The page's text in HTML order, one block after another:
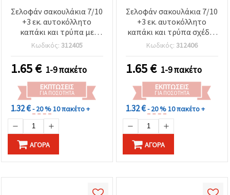
Ρυθμίσεις
Σελοφάν σακουλάκια 7/10
+3 εκ. αυτοκόλλητο
καπάκι και τρύπα με
σχέδιο κέντημα - 100
τεμάχια
Κωδικός: 312405
1.65€ 1-9 πακέτο
ΕΚΠΤΏΣΕΙΣ
ΓΙΑ ΠΟΣΌΤΗΤΑ
1.32 €- 20 %10 πακέτο +
ΑΓΟΡΆ
Σελοφάν σακουλάκια 7/10
+3 εκ. αυτοκόλλητο
καπάκι και τρύπα σχέδιο
τριφύλλι με πασχαλίτσα
και κέντημα - 100
Κωδικός: 312406
1.65€ 1-9 πακέτο
ΕΚΠΤΏΣΕΙΣ
ΓΙΑ ΠΟΣΌΤΗΤΑ
1.32 €- 20 %10 πακέτο +
ΑΓΟΡΆ